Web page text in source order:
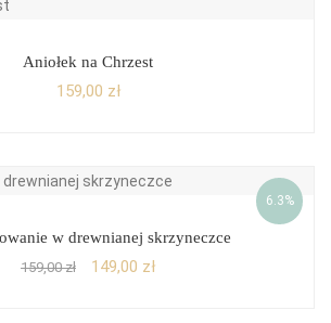
Aniołek na Chrzest
159,00 zł
6.3%
w drewnianej skrzyneczce
159,00zł 149,00 zł